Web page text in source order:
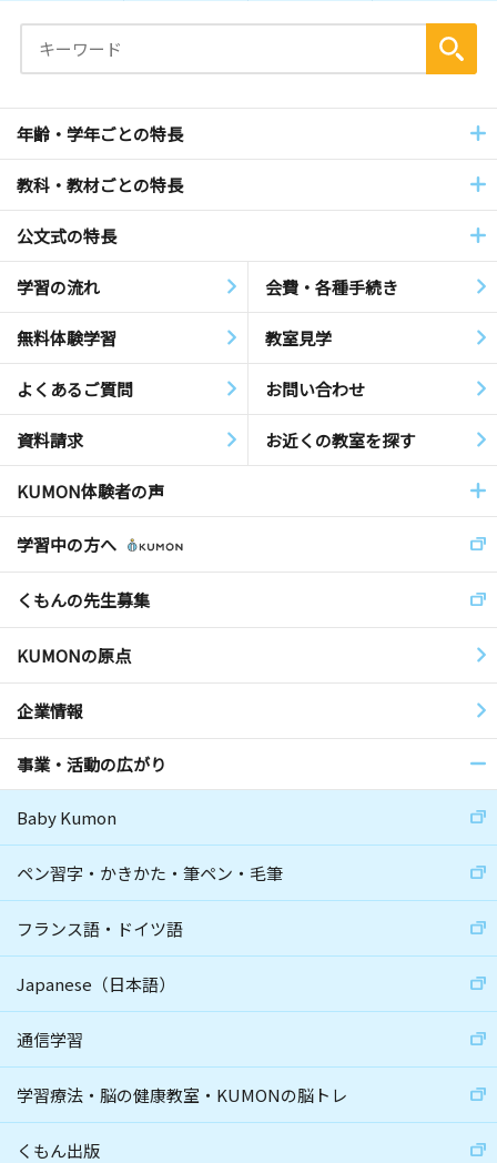
年齢・学年ごとの特長
教科・教材ごとの特長
公文式の特長
学習の流れ 会費・各種手続き
無料体験学習 教室見学
よくあるご質問 お問い合わせ
資料請求 お近くの教室を探す
KUMON体験者の声
学習中の方へ
くもんの先生募集
KUMONの原点
企業情報
事業・活動の広がり
Baby Kumon
ペン習字・かきかた・筆ペン・毛筆
フランス語・ドイツ語
Japanese（日本語）
通信学習
学習療法・脳の健康教室・KUMONの脳トレ
くもん出版